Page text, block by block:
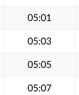
05:01
05:03
05:05
05:07